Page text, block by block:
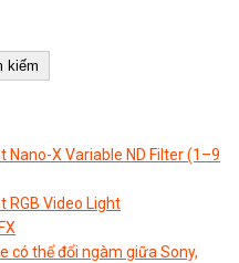
kiếm
Nano-X Variable ND Filter (1–9
RGB Video Light
có thể đổi ngàm giữa Sony,